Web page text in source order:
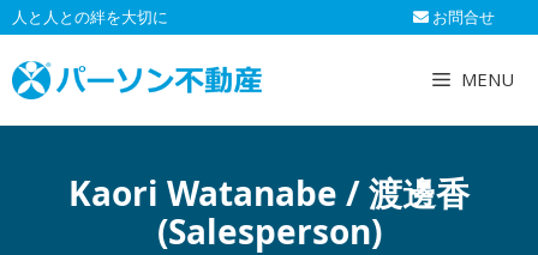
コ
ン
テ
ン
ツ
人と人との絆を大切に お問合せ
MENU
Kaori Watanabe / 渡邊香
(Salesperson)